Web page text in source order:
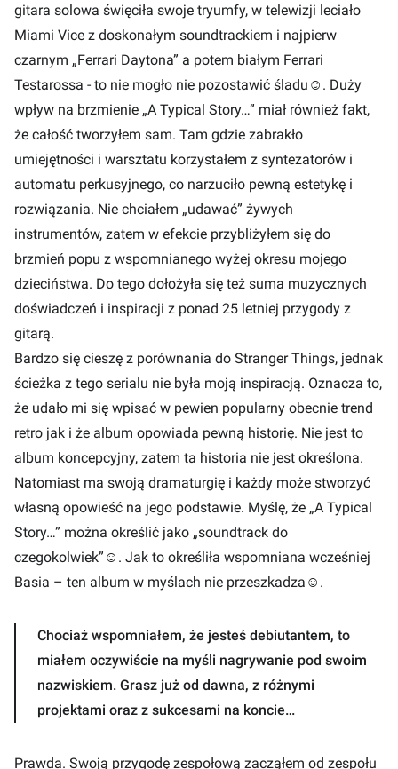
gitara solowa święciła swoje tryumfy, w telewizji leciało
Miami Vice z doskonałym soundtrackiem i najpierw
czarnym „Ferrari Daytona” a potem białym Ferrari
Testarossa - to nie mogło nie pozostawić śladu ☺ . Duży
wpływ na brzmienie „A Typical Story…” miał również fakt,
że całość tworzyłem sam. Tam gdzie zabrakło
umiejętności i warsztatu korzystałem z syntezatorów i
automatu perkusyjnego, co narzuciło pewną estetykę i
rozwiązania. Nie chciałem „udawać” żywych
instrumentów, zatem w efekcie przybliżyłem się do
brzmień popu z wspomnianego wyżej okresu mojego
dzieciństwa. Do tego dołożyła się też suma muzycznych
doświadczeń i inspiracji z ponad 25 letniej przygody z
gitarą.
Bardzo się cieszę z porównania do Stranger Things, jednak
ścieżka z tego serialu nie była moją inspiracją. Oznacza to,
że udało mi się wpisać w pewien popularny obecnie trend
retro jak i że album opowiada pewną historię. Nie jest to
album koncepcyjny, zatem ta historia nie jest określona.
Natomiast ma swoją dramaturgię i każdy może stworzyć
własną opowieść na jego podstawie. Myślę, że „A Typical
Story…” można określić jako „soundtrack do
czegokolwiek” ☺ . Jak to określiła wspomniana wcześniej
Basia – ten album w myślach nie przeszkadza ☺ .
Chociaż wspomniałem, że jesteś debiutantem, to
miałem oczywiście na myśli nagrywanie pod swoim
nazwiskiem. Grasz już od dawna, z różnymi
projektami oraz z sukcesami na koncie…
Prawda. Swoją przygodę zespołową zacząłem od zespołu